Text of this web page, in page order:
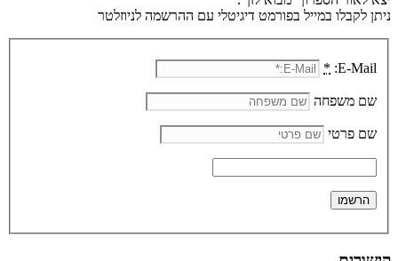
ניתן לקבלו במייל בפורמט דיגיטלי עם ההרשמה לניוזלטר
E-Mail:
*
שם משפחה
שם פרטי